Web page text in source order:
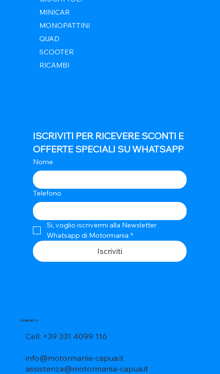
MINICAR
MONOPATTINI
QUAD
SCOOTER
RICAMBI
CONTATTI
Cell: +39 331 4099 116
info@motormania-capua.it
assistenza@motormania-capua.it
ISCRIVITI PER RICEVERE SCONTI E
OFFERTE SPECIALI SU WHATSAPP
Nome
Telefono
Si, voglio iscrivermi alla Newsletter
Whatsapp di Motormania *
Iscriviti